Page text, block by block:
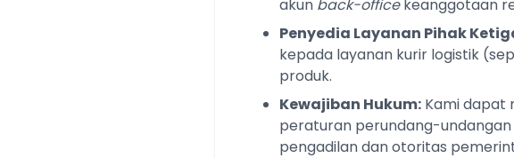
akun back-officekeanggotaan
Penyedia Layanan Pihak
kepada layanan kurir logistik
produk.
Kewajiban Hukum: Kami dapat
peraturan perundang-
pengadilan dan otoritas